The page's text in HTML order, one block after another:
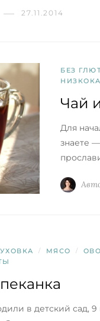
27.11.2014
БЕЗ
Чай
Для
знаете
/ МЯСО /
в детский сад,